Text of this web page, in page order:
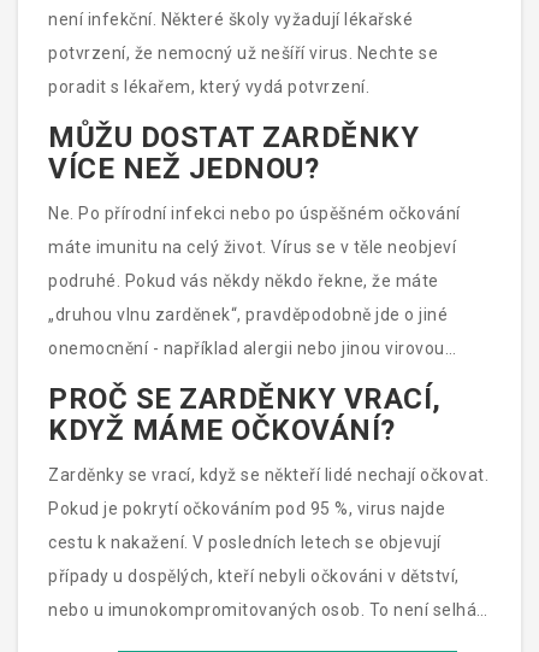
není infekční. Některé školy vyžadují lékařské
potvrzení, že nemocný už nešíří virus. Nechte se
poradit s lékařem, který vydá potvrzení.
MŮŽU DOSTAT ZARDĚNKY
VÍCE NEŽ JEDNOU?
Ne. Po přírodní infekci nebo po úspěšném očkování
máte imunitu na celý život. Vírus se v těle neobjeví
podruhé. Pokud vás někdy někdo řekne, že máte
„druhou vlnu zarděnek“, pravděpodobně jde o jiné
onemocnění - například alergii nebo jinou virovou
vyrážku.
PROČ SE ZARDĚNKY VRACÍ,
KDYŽ MÁME OČKOVÁNÍ?
Zarděnky se vrací, když se někteří lidé nechají očkovat.
Pokud je pokrytí očkováním pod 95 %, virus najde
cestu k nakažení. V posledních letech se objevují
případy u dospělých, kteří nebyli očkováni v dětství,
nebo u imunokompromitovaných osob. To není selhání